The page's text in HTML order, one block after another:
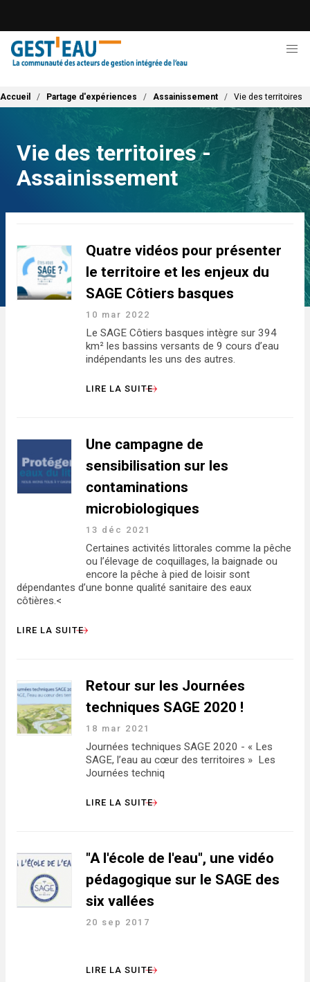
contenu
principal
Fil d'Ariane
Accueil Partage d'expériences Assainissement Vie des territoires
Vie des territoires -
Assainissement
Quatre vidéos pour présenter
le territoire et les enjeux du
SAGE Côtiers basques
10 mar 2022
Le SAGE Côtiers basques intègre sur 394
km² les bassins versants de 9 cours d’eau
indépendants les uns des autres.
LIRE LA SUITE
Une campagne de
sensibilisation sur les
contaminations
microbiologiques
13 déc 2021
Certaines activités littorales comme la pêche
ou l’élevage de coquillages, la baignade ou
encore la pêche à pied de loisir sont
dépendantes d’une bonne qualité sanitaire des eaux
côtières.<
LIRE LA SUITE
Retour sur les Journées
techniques SAGE 2020 !
18 mar 2021
Journées techniques SAGE 2020 - « Les
SAGE, l’eau au cœur des territoires » Les
Journées techniq
LIRE LA SUITE
"A l'école de l'eau", une vidéo
pédagogique sur le SAGE des
six vallées
20 sep 2017
LIRE LA SUITE